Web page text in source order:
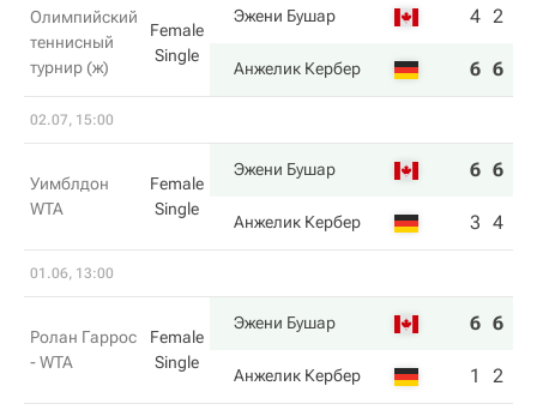
Олимпийский
теннисный
турнир (ж)
Female
Single
Эжени Бушар 4 2
Анжелик Кербер 6 6
02.07, 15:00
Уимблдон
WTA
Female
Single
Эжени Бушар 6 6
Анжелик Кербер 3 4
01.06, 13:00
Ролан Гаррос
- WTA
Female
Single
Эжени Бушар 6 6
Анжелик Кербер 1 2